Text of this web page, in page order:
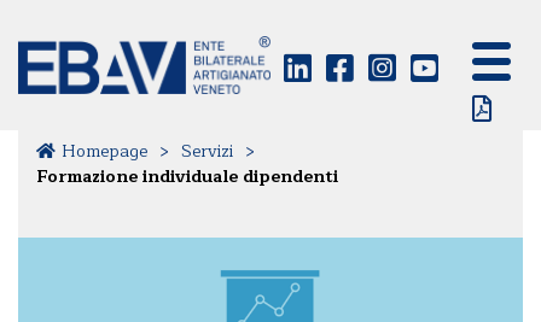
Homepage > Servizi >
Formazione individuale dipendenti